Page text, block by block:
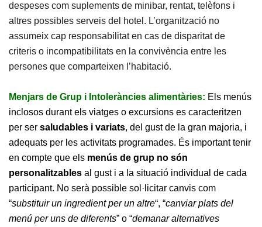
despeses com suplements de minibar, rentat, telèfons i
altres possibles serveis del hotel. L’organització no
assumeix cap responsabilitat en cas de disparitat de
criteris o incompatibilitats en la convivència entre les
persones que comparteixen l’habitació.
Menjars de Grup i Intoleràncies alimentàries: Els menús
inclosos durant els viatges o excursions es caracteritzen
per ser saludables i variats, del gust de la gran majoria, i
adequats per les activitats programades. És important tenir
en compte que els menús de grup no són
personalitzables al gust i a la situació individual de cada
participant. No serà possible sol·licitar canvis com
“substituir un ingredient per un altre“, “canviar plats del
menú per uns de diferents” o “demanar alternatives